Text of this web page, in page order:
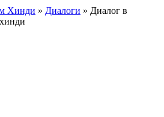
Хинди » Диалоги » Диалог в